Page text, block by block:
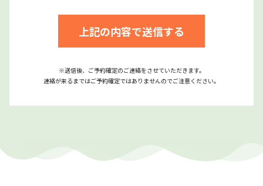
※送信後、ご予約確定のご連絡をさせていただきます。
連絡が来るまではご予約確定ではありませんのでご注意ください。